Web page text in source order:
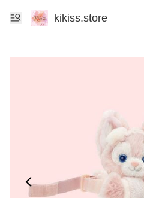
kikiss.store